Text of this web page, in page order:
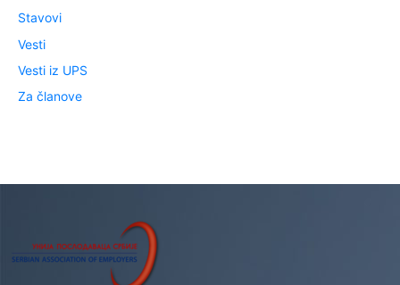
Stavovi
Vesti
Vesti iz UPS
Za članove